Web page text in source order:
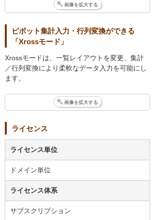
画像を拡大する
ピボット集計入力・行列変換ができる
「Xrossモード」
Xrossモードは、一覧レイアウトを変更、集計
／行列変換により柔軟なデータ入力を可能にし
ます。
画像を拡大する
ライセンス
ライセンス単位
ドメイン単位
ライセンス体系
サブスクリプション